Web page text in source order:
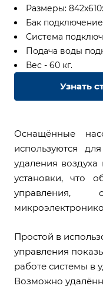
Размеры:
Бак подключение
Система
Подача воды
Вес - 60 кг.
Узнать
Оснащённые
используются
удаления воздуха
установки, что
управления,
Простой в
управления
работе системы в
Возможно